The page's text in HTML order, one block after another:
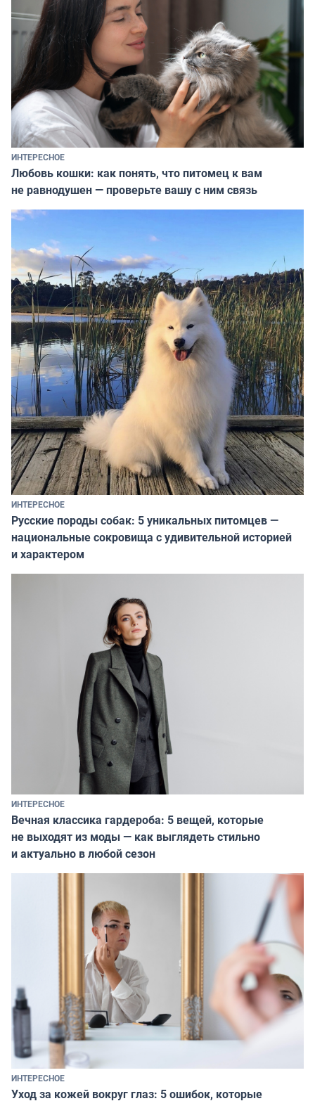
ИНТЕРЕСНОЕ
Любовь кошки: как понять, что питомец к вам
не равнодушен — проверьте вашу с ним связь
ИНТЕРЕСНОЕ
Русские породы собак: 5 уникальных питомцев —
национальные сокровища с удивительной историей
и характером
ИНТЕРЕСНОЕ
Вечная классика гардероба: 5 вещей, которые
не выходят из моды — как выглядеть стильно
и актуально в любой сезон
ИНТЕРЕСНОЕ
Уход за кожей вокруг глаз: 5 ошибок, которые